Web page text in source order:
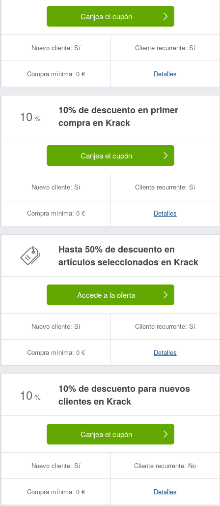
Canjea el cupón
Nuevo cliente: Sí Cliente recurrente: Sí
Compra mínima: 0 € Detalles
10 %
10% de descuento en primer
compra en Krack
Canjea el cupón
Nuevo cliente: Sí Cliente recurrente: Sí
Compra mínima: 0 € Detalles
Hasta 50% de descuento en
artículos seleccionados en Krack
Accede a la oferta
Nuevo cliente: Sí Cliente recurrente: Sí
Compra mínima: 0 € Detalles
10 %
10% de descuento para nuevos
clientes en Krack
Canjea el cupón
Nuevo cliente: Sí Cliente recurrente: No
Compra mínima: 0 € Detalles